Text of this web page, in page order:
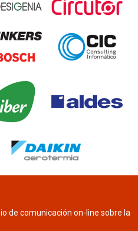
de comunicación on-line sobre la